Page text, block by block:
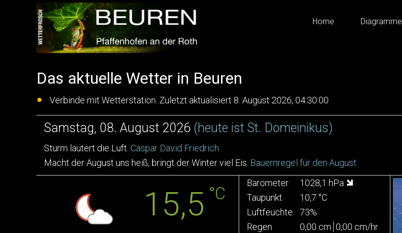
Home Diagramme
Das aktuelle Wetter in Beuren
Verbinde mit Wetterstation. Zuletzt aktualisiert 8. August 2026, 04:30:00
Samstag, 08. August 2026 (heute ist St. Domeinikus)
Sturm läutert die Luft. Caspar David Friedrich
Macht der August uns heiß, bringt der Winter viel Eis. Bauernregel für den August
15,5 °C
Barometer
1028,1 hPa
Taupunkt
10,7 °C
Luftfeuchte
73%
Regen
0,00 cm 0,00 cm/hr